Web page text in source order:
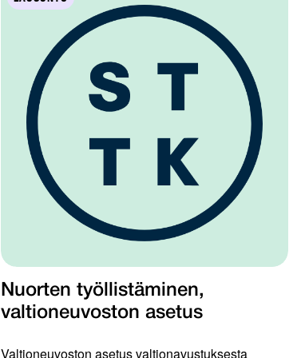
Nuorten työllistäminen,
valtioneuvoston asetus
Valtioneuvoston asetus valtionavustuksesta